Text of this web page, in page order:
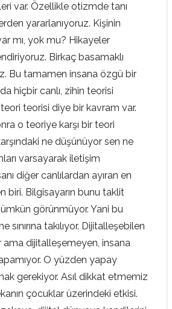
var. Özellikle otizmde tanı
yararlanıyoruz. Kişinin
mı, yok mu? Hikayeler
Birkaç basamaklı
Bu tamamen insana özgü bir
hiçbir canlı, zihin teorisi
teorisi diye bir kavram var.
o teoriye karşı bir teori
ne düşünüyor sen ne
varsayarak iletişim
diğer canlılardan ayıran en
biri. Bilgisayarın bunu taklit
görünmüyor. Yani bu
takılıyor. Dijitalleşebilen
dijitalleşemeyen, insana
O yüzden yapay
gerekiyor. Asıl dikkat etmemiz
çocuklar üzerindeki etkisi.